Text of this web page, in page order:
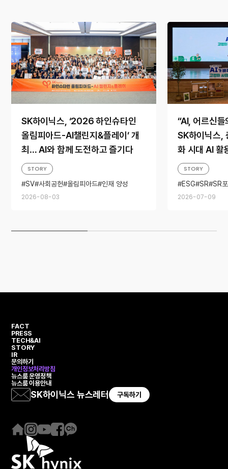
SK하이닉스, ‘2026 하인슈타인
올림피아드-AI챌린지&플레이’ 개
최… AI와 함께 도전하고 즐기다
2026-08-03
STORY
SV 사회공헌 올림피아드 인재 양성
“AI, 어르신
SK하이닉스,
화 시대 AI 활
2026-07-09
STORY
ESG SR SR
지속가능경영
FACT
PRESS
TECH&AI
STORY
IR
문의하기
개인정보처리방침
뉴스룸 운영정책
뉴스룸 이용안내
SK하이닉스 뉴스레터 구독하기
홈
이
지
인
스
타
그
유
튜
브
페
스
북
카
채